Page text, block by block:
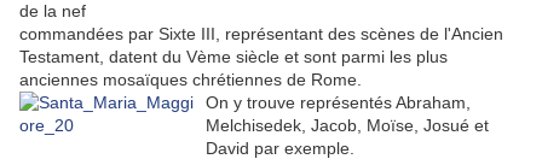
de la nef
commandées par Sixte III, représentant des scènes de l'Ancien
Testament, datent du Vème siècle et sont parmi les plus
anciennes mosaïques chrétiennes de Rome.
On y trouve représentés Abraham,
Melchisedek, Jacob, Moïse, Josué et
David par exemple.